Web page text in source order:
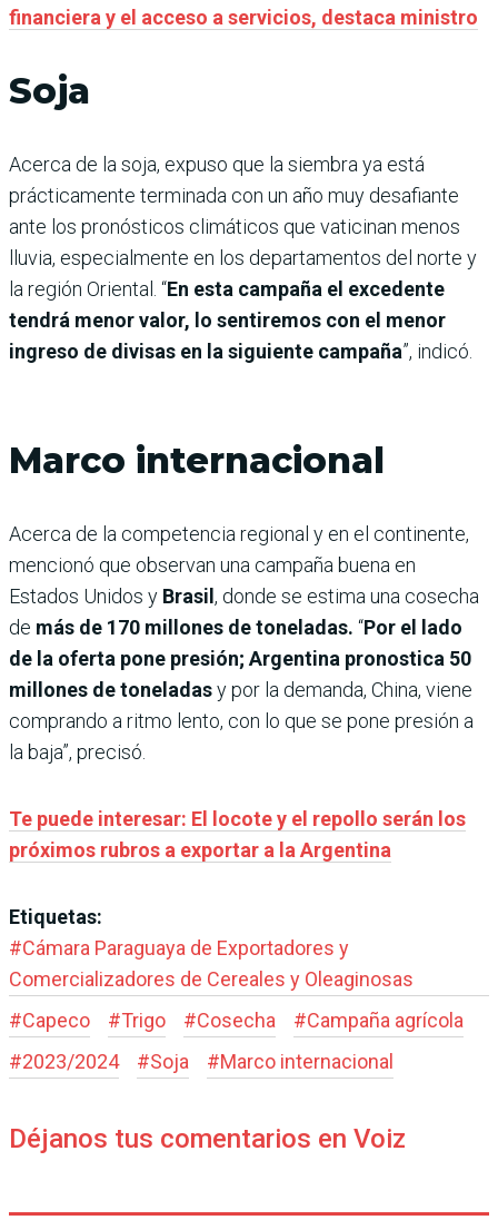
financiera y el acceso a servicios, destaca ministro
Soja
Acerca de la soja, expuso que la siembra ya está
prácticamente terminada con un año muy desafiante
ante los pronósticos climáticos que vaticinan menos
lluvia, especialmente en los departamentos del norte y
la región Oriental. “En esta campaña el excedente
tendrá menor valor, lo sentiremos con el menor
ingreso de divisas en la siguiente campaña”, indicó.
Marco internacional
Acerca de la competencia regional y en el continente,
mencionó que observan una campaña buena en
Estados Unidos y Brasil , donde se estima una cosecha
de más de 170 millones de toneladas. “Por el lado
de la oferta pone presión; Argentina pronostica 50
millones de toneladasy por la demanda, China, viene
comprando a ritmo lento, con lo que se pone presión a
la baja”, precisó.
Te puede interesar: El locote y el repollo serán los
próximos rubros a exportar a la Argentina
Etiquetas:
#Cámara Paraguaya de Exportadores y
Comercializadores de Cereales y Oleaginosas
#Capeco #Trigo #Cosecha #Campaña agrícola
#2023/2024 #Soja #Marco internacional
Déjanos tus comentarios en Voiz